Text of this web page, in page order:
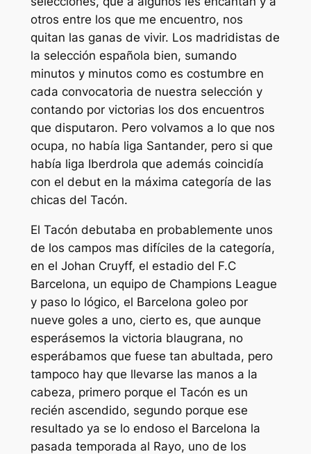
otros entre los que me encuentro, nos
quitan las ganas de vivir. Los madridistas de
la selección española bien, sumando
minutos y minutos como es costumbre en
cada convocatoria de nuestra selección y
contando por victorias los dos encuentros
que disputaron. Pero volvamos a lo que nos
ocupa, no había liga Santander, pero si que
había liga Iberdrola que además coincidía
con el debut en la máxima categoría de las
chicas del Tacón.
El Tacón debutaba en probablemente unos
de los campos mas difíciles de la categoría,
en el Johan Cruyff, el estadio del F.C
Barcelona, un equipo de Champions League
y paso lo lógico, el Barcelona goleo por
nueve goles a uno, cierto es, que aunque
esperásemos la victoria blaugrana, no
esperábamos que fuese tan abultada, pero
tampoco hay que llevarse las manos a la
cabeza, primero porque el Tacón es un
recién ascendido, segundo porque ese
resultado ya se lo endoso el Barcelona la
pasada temporada al Rayo, uno de los